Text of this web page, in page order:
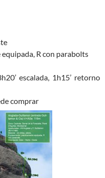
R con parabolts
escalada, 1h15’ retorno
comprar